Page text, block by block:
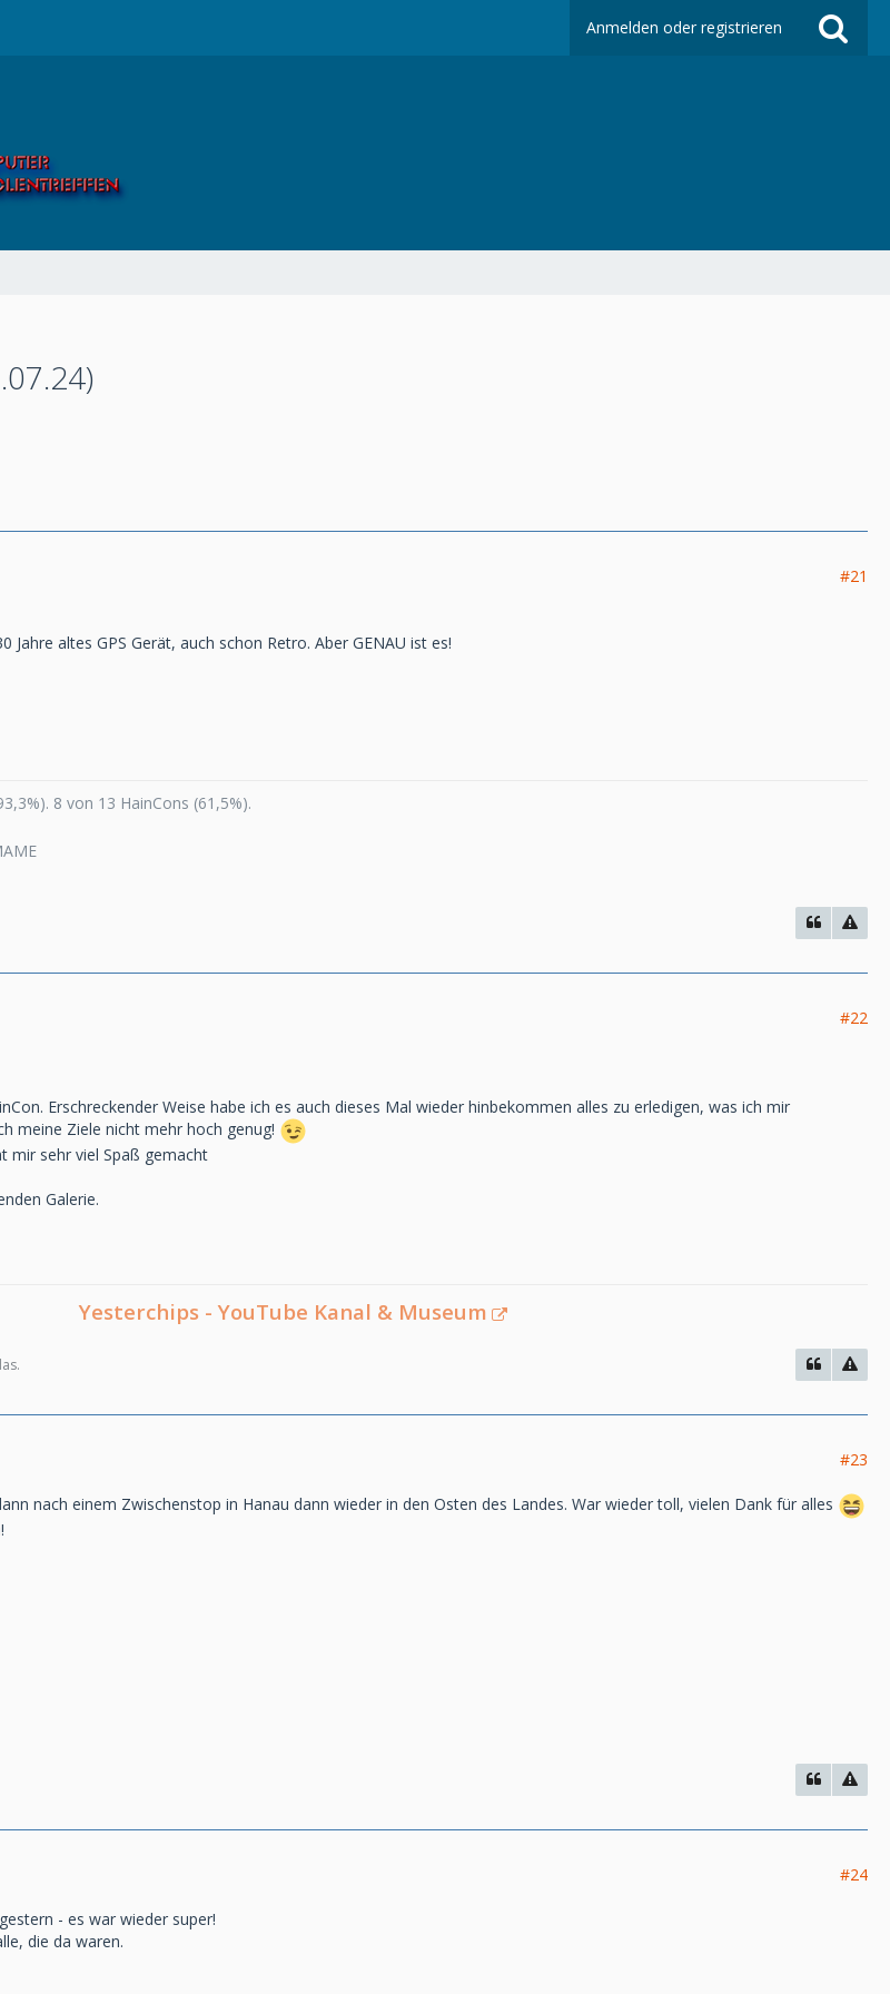
Anmelden oder registrieren
#21
Jahre altes GPS Gerät, auch schon Retro. Aber GENAU ist es!
8 von 13 HainCons (61,5%).
#22
Erschreckender Weise habe ich es auch dieses Mal wieder hinbekommen alles zu erledigen, was ich mir
meine Ziele nicht mehr hoch genug!
mir sehr viel Spaß gemacht
Galerie.
Yesterchips - YouTube Kanal & Museum
#23
nach einem Zwischenstop in Hanau dann wieder in den Osten des Landes. War wieder toll, vielen Dank für alles
#24
- es war wieder super!
die da waren.